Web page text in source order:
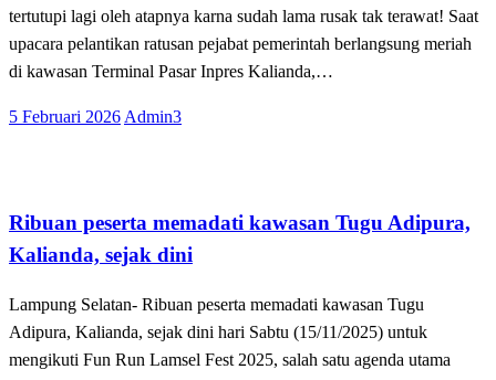
tertutupi lagi oleh atapnya karna sudah lama rusak tak terawat! Saat
upacara pelantikan ratusan pejabat pemerintah berlangsung meriah
di kawasan Terminal Pasar Inpres Kalianda,…
Posted
5 Februari 2026 Admin3
Ribuan peserta memadati kawasan Tugu Adipura,
Kalianda, sejak dini
Lampung Selatan- Ribuan peserta memadati kawasan Tugu
Adipura, Kalianda, sejak dini hari Sabtu (15/11/2025) untuk
mengikuti Fun Run Lamsel Fest 2025, salah satu agenda utama